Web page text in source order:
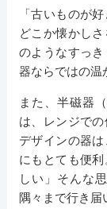
「古いものが
どこか懐かし
のようなすっ
器ならではの温
また、半磁器
は、レンジで
デザインの器
にもとても便
しい」そんな
隅々まで行き届